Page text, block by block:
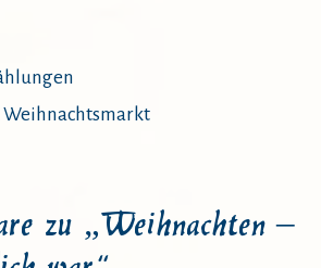
Weihnachtsmarkt
zu „Weihnachten –